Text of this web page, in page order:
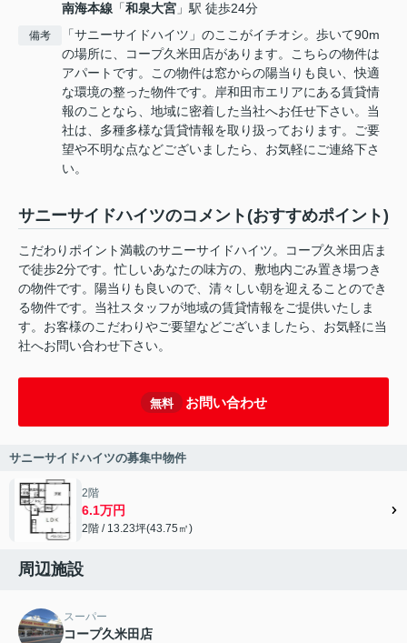
南海本線 「和泉大宮 」駅 徒歩24分
備考
「サニーサイドハイツ」のここがイチオシ。歩いて90m
の場所に、コープ久米田店があります。こちらの物件は
アパートです。この物件は窓からの陽当りも良い、快適
な環境の整った物件です。岸和田市エリアにある賃貸情
報のことなら、地域に密着した当社へお任せ下さい。当
社は、多種多様な賃貸情報を取り扱っております。ご要
望や不明な点などございましたら、お気軽にご連絡下さ
い。
サニーサイドハイツのコメント(おすすめポイント)
こだわりポイント満載のサニーサイドハイツ。コープ久米田店ま
で徒歩2分です。忙しいあなたの味方の、敷地内ごみ置き場つき
の物件です。陽当りも良いので、清々しい朝を迎えることのでき
る物件です。当社スタッフが地域の賃貸情報をご提供いたしま
す。お客様のこだわりやご要望などございましたら、お気軽に当
社へお問い合わせ下さい。
無料 お問い合わせ
サニーサイドハイツの募集中物件
2階
6.1万円
2階 / 13.23坪(43.75㎡)
周辺施設
スーパー
コープ久米田店